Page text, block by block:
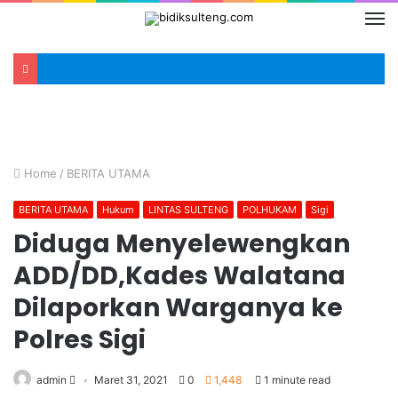
Home / BERITA UTAMA
BERITA UTAMA Hukum LINTAS SULTENG POLHUKAM Sigi
Diduga Menyelewengkan
ADD/DD,Kades Walatana
Dilaporkan Warganya ke
Polres Sigi
admin Maret 31, 2021 0 1,448 1 minute read